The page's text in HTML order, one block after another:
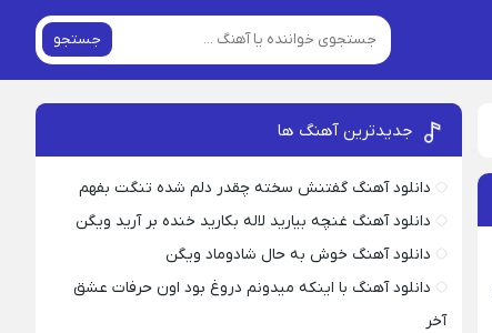
جستجو
جدیدترین آهنگ ها
دانلود آهنگ گفتنش سخته چقدر دلم شده تنگت بفهم
دانلود آهنگ غنچه بیارید لاله بکارید خنده بر آرید ویگن
دانلود آهنگ خوش به حال شادوماد ویگن
دانلود آهنگ با اینکه میدونم دروغ بود اون حرفات عشق
آخر